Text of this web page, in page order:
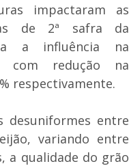
impactaram as
de 2ª safra da
a influência na
com redução na
respectivamente.
desuniformes entre
variando entre
a qualidade do grão